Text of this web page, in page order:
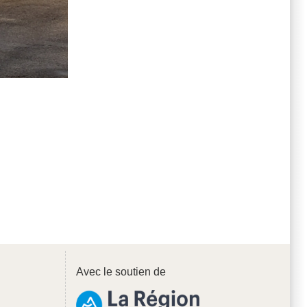
Avec le soutien de